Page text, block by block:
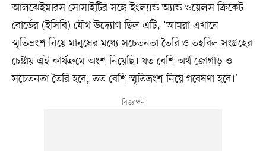
আলঝেইমারস সোসাইটির সঙ্গে ইংল্যান্ড অ্যান্ড ওয়েলস ক্রিকেট
বোর্ডের (ইসিবি) যৌথ উদ্যোগ ছিল এটি, ‘আমরা এখানে
স্মৃতিভ্রংশ নিয়ে মানুষের মধ্যে সচেতনতা তৈরি ও তহবিল সংগ্রহের
চেষ্টায় এই কার্যক্রমে অংশ নিয়েছি। যত বেশি অর্থ জোগাড় ও
সচেতনতা তৈরি হবে, তত বেশি স্মৃতিভ্রংশ নিয়ে গবেষণা হবে।’